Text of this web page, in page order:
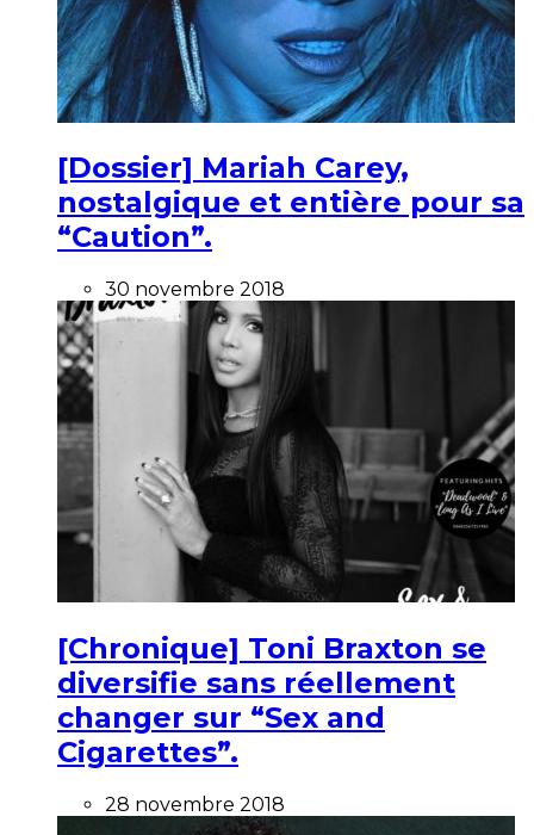
[Dossier] Mariah Carey,
nostalgique et entière pour sa
“Caution”.
30 novembre 2018
[Chronique] Toni Braxton se
diversifie sans réellement
changer sur “Sex and
Cigarettes”.
28 novembre 2018